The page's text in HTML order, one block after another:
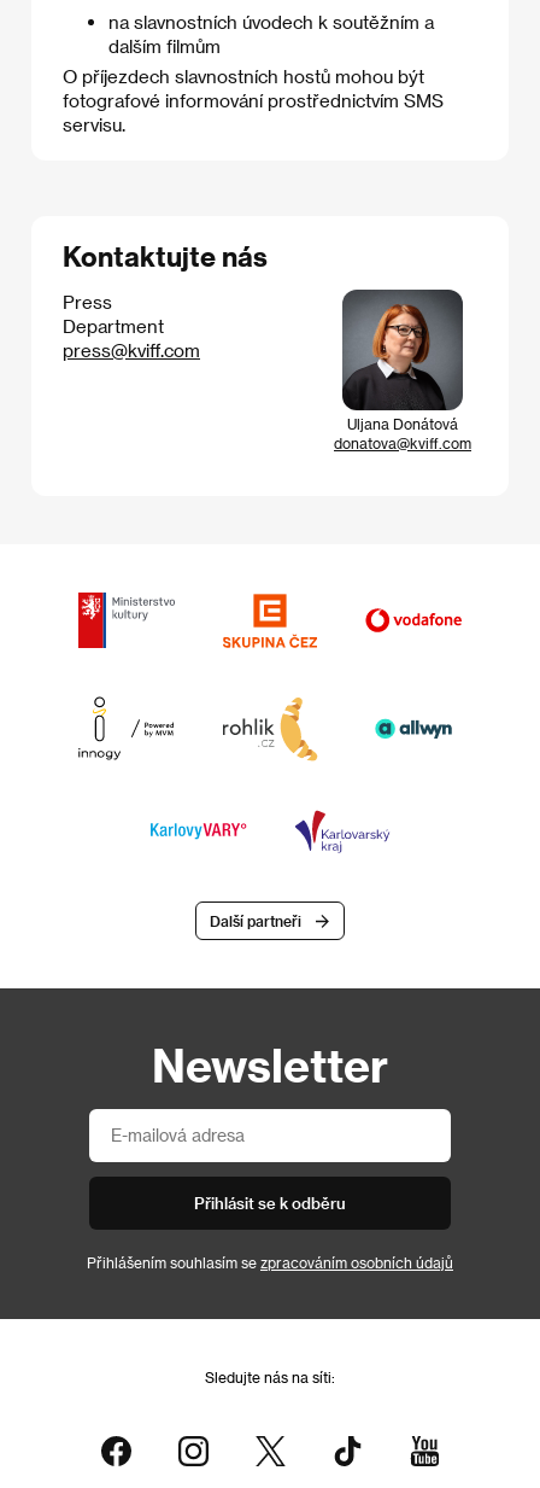
na slavnostních úvodech k soutěžním a
dalším filmům
O příjezdech slavnostních hostů mohou být
fotografové informování prostřednictvím SMS
servisu.
Kontaktujte nás
Press
Department
press@kviff.com
Uljana Donátová
donatova@kviff.com
Další partneři
Newsletter
Přihlásit se k odběru
Přihlášením souhlasím se zpracováním osobních údajů
Sledujte nás na síti: